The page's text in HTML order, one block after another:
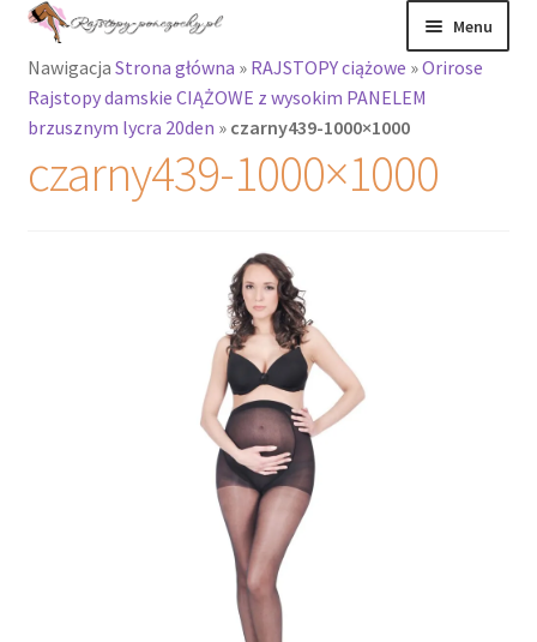
Przejdź
nawigacji
Przejdź
treści
Menu
Rajstopy
Rozwiń
menu
potomne
Nawigacja Strona główna » RAJSTOPY ciążowe »Orirose
Rajstopy damskie CIĄŻOWE z wysokim PANELEM
brzusznym lycra 20den » czarny439-1000×1000
czarny439-1000×1000